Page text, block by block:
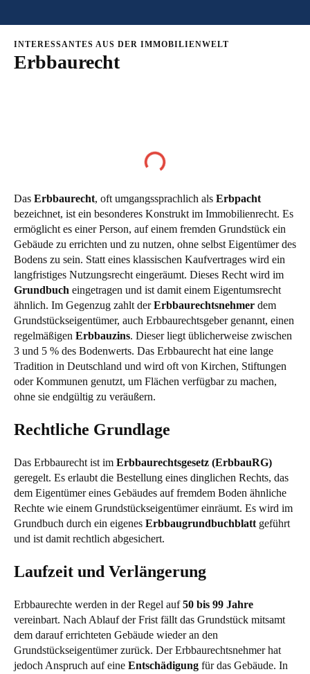
INTERESSANTES AUS DER IMMOBILIENWELT
Erbbaurecht
Das Erbbaurecht, oft umgangssprachlich als Erbpacht
bezeichnet, ist ein besonderes Konstrukt im Immobilienrecht. Es
ermöglicht es einer Person, auf einem fremden Grundstück ein
Gebäude zu errichten und zu nutzen, ohne selbst Eigentümer des
Bodens zu sein. Statt eines klassischen Kaufvertrages wird ein
langfristiges Nutzungsrecht eingeräumt. Dieses Recht wird im
Grundbuch eingetragen und ist damit einem Eigentumsrecht
ähnlich. Im Gegenzug zahlt derErbbaurechtsnehmer dem
Grundstückseigentümer, auch Erbbaurechtsgeber genannt, einen
regelmäßigen Erbbauzins. Dieser liegt üblicherweise zwischen
3 und 5 % des Bodenwerts. Das Erbbaurecht hat eine lange
Tradition in Deutschland und wird oft von Kirchen, Stiftungen
oder Kommunen genutzt, um Flächen verfügbar zu machen,
ohne sie endgültig zu veräußern.
Rechtliche Grundlage
Das Erbbaurecht ist im Erbbaurechtsgesetz (ErbbauRG)
geregelt. Es erlaubt die Bestellung eines dinglichen Rechts, das
dem Eigentümer eines Gebäudes auf fremdem Boden ähnliche
Rechte wie einem Grundstückseigentümer einräumt. Es wird im
Grundbuch durch ein eigenes Erbbaugrundbuchblatt geführt
und ist damit rechtlich abgesichert.
Laufzeit und Verlängerung
Erbbaurechte werden in der Regel auf50 bis 99 Jahre
vereinbart. Nach Ablauf der Frist fällt das Grundstück mitsamt
dem darauf errichteten Gebäude wieder an den
Grundstückseigentümer zurück. Der Erbbaurechtsnehmer hat
jedoch Anspruch auf eine Entschädigung für das Gebäude. In